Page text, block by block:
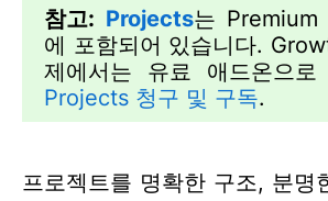
참고: Projects는 Premium
에 포함되어 있습니다.
제에서는 유료 애드온으로
Projects 청구 및 구독.
프로젝트를 명확한 구조, 분명